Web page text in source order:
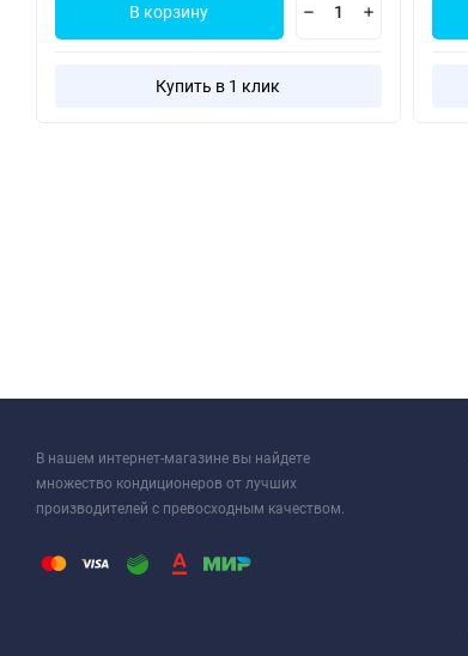
В корзину
Купить в 1 клик
В нашем интернет-магазине вы найдете
множество кондиционеров от лучших
производителей с превосходным качеством.